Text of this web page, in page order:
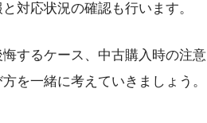
対応状況の確認も行います。
するケース、中古購入時の注意
を一緒に考えていきましょう。